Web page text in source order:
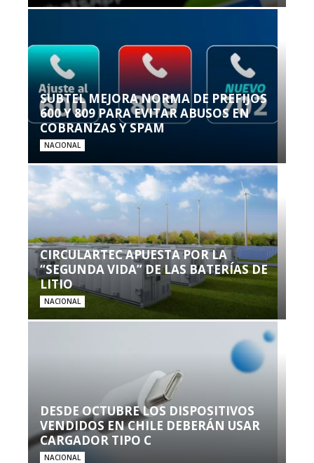
SUBTEL MEJORA NORMA DE PREFIJOS
600 Y 809 PARA EVITAR ABUSOS EN
COBRANZAS Y SPAM
NACIONAL
CIRCULARTEC APUESTA POR LA
“SEGUNDA VIDA” DE LAS BATERÍAS DE
LITIO
NACIONAL
DESDE OCTUBRE LOS DISPOSITIVOS
VENDIDOS EN CHILE DEBERÁN USAR
CARGADOR TIPO C
NACIONAL